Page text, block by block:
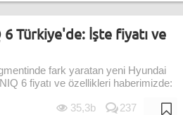
Türkiye'de: İşte fiyatı ve
fark yaratan yeni Hyundai
6 fiyatı ve özellikleri haberimizde:
35,3b 237